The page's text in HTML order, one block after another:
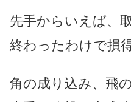
先手からいえば、
終わったわけで損
角の成り込み、飛